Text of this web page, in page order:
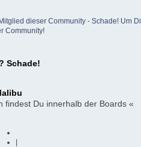
dieser Community - Schade! Um
Community!
Schade!
findest Du innerhalb der Boards «